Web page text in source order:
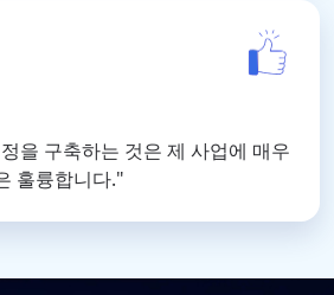
을 구축하는 것은 제 사업에 매우
훌륭합니다."